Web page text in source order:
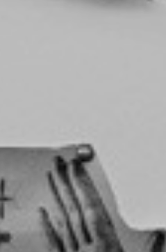
CLIENT
Restablir